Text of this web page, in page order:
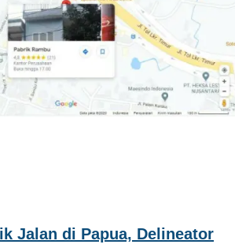
Jalan di Papua, Delineator